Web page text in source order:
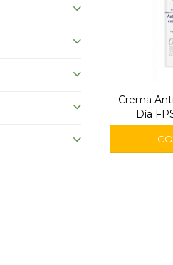
Crema
Día